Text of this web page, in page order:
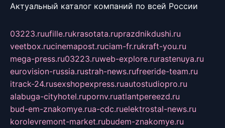
Актуальный каталог компаний по всей России
03223.ruufille.rukrasotata.ruprazdnikdushi.ru
veetbox.rucinemapost.ruciam-fr.rukraft-you.ru
mega-press.ru03223.ruweb-explore.rurastenuya.ru
eurovision-russia.rustrah-news.rufreeride-team.ru
itrack-24.rusexshopexpress.ruautostudiopro.ru
alabuga-cityhotel.rupornv.ruatlantpereezd.ru
bud-em-znakomye.rua-cdc.ruelektrostal-news.ru
korolevremont-market.rubudem-znakomye.ru